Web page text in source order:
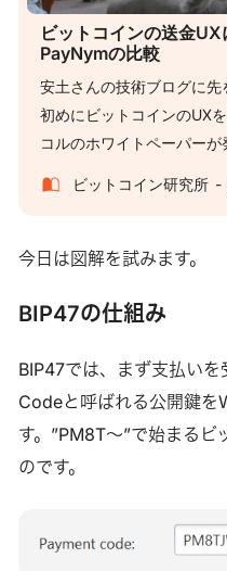
ビットコインの送金
PayNymの比較
安土さんの技術ブログに
初めにビットコインのUX
コルのホワイトペーパー
特徴を紹介し比較します。
です。実際、送金のたびに
もらうのも面倒です。
ために可読性の高い「アカ
キュリティを両立しよう
では概要を説明します。
金することで次のような
ビットコイン研究所
今日は図解を試みます。
BIP47の仕組み
BIP47では、まず支払い
Codeと呼ばれる公開鍵を
す。”PM8T～”で始まるビ
のです。